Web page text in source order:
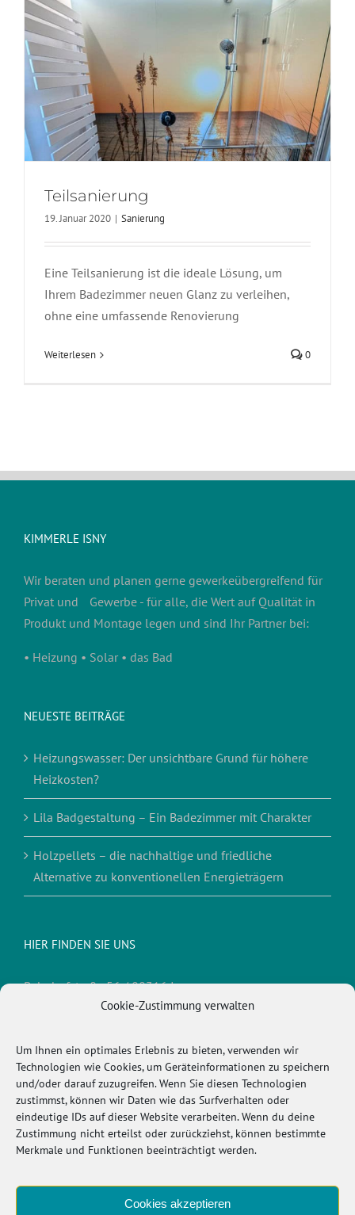
Cookie-Zustimmung verwalten
Um Ihnen ein optimales Erlebnis zu bieten, verwenden wir
Technologien wie Cookies, um Geräteinformationen zu speichern
und/oder darauf zuzugreifen. Wenn Sie diesen Technologien
zustimmst, können wir Daten wie das Surfverhalten oder
eindeutige IDs auf dieser Website verarbeiten. Wenn du deine
Zustimmung nicht erteilst oder zurückziehst, können bestimmte
Merkmale und Funktionen beeinträchtigt werden.
Cookies akzeptieren
Teilsanierung
19. Januar 2020 | Sanierung
Eine Teilsanierung ist die ideale Lösung, um
Ihrem Badezimmer neuen Glanz zu verleihen,
ohne eine umfassende Renovierung
Weiterlesen 0
KIMMERLE ISNY
Wir beraten und planen gerne gewerkeübergreifend für
Privat und Gewerbe - für alle, die Wert auf Qualität in
Produkt und Montage legen und sind Ihr Partner bei:
• Heizung • Solar • das Bad
NEUESTE BEITRÄGE
Heizungswasser: Der unsichtbare Grund für höhere
Heizkosten?
Lila Badgestaltung – Ein Badezimmer mit Charakter
Holzpellets – die nachhaltige und friedliche
Alternative zu konventionellen Energieträgern
HIER FINDEN SIE UNS
Bahnhofstraße 56 / 88316 Isny
0 75 62/93 10 1
E-Mail: info@kimmerle-isny.de
WICHTIGES
Cookie-Richtlinie (EU)
Datenschutz / Haftung